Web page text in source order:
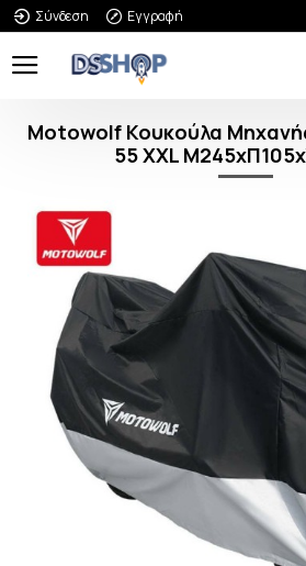
Σύνδεση Εγγραφή
Motowolf Κουκούλα
55 XXL